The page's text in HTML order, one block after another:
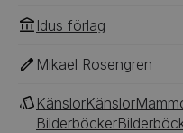
Idus förlag
Mikael Rosengren
KänslorKänslor
Bilderböcker